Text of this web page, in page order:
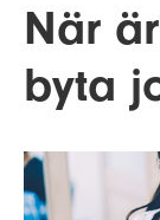
När
byta